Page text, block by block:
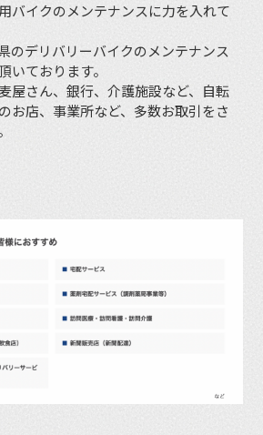
バイクのメンテナンスに力を入れて
のデリバリーバイクのメンテナンス
いております。
屋さん、銀行、介護施設など、自転
お店、事業所など、多数お取引をさ